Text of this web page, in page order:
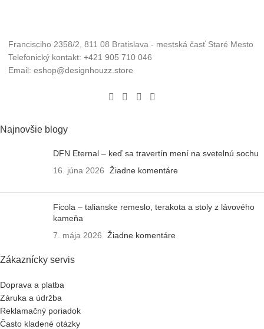
Francisciho 2358/2, 811 08 Bratislava - mestská časť Staré Mesto
Telefonický kontakt: +421 905 710 046
Email: eshop@designhouzz.store
Najnovšie blogy
DFN Eternal – keď sa travertín mení na svetelnú sochu
16. júna 2026
Žiadne komentáre
Ficola – talianske remeslo, terakota a stoly z lávového
kameňa
7. mája 2026
Žiadne komentáre
Zákaznícky servis
Doprava a platba
Záruka a údržba
Reklamačný poriadok
Často kladené otázky